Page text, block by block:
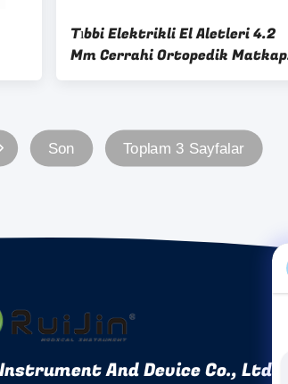
Tıbbi Elektrikli El Aletleri 4.2
Mm Cerrahi Ortopedik Matkap
Makinesi ES-3032
Son Toplam 3 Sayfalar
And Device Co., Ltd.